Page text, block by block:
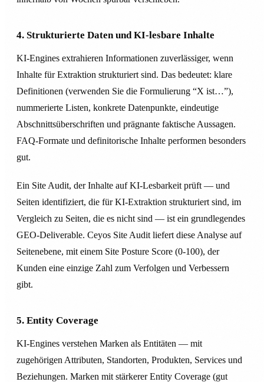
4. Strukturierte Daten und KI-lesbare Inhalte
KI-Engines extrahieren Informationen zuverlässiger, wenn
Inhalte für Extraktion strukturiert sind. Das bedeutet: klare
Definitionen (verwenden Sie die Formulierung “X ist…”),
nummerierte Listen, konkrete Datenpunkte, eindeutige
Abschnittsüberschriften und prägnante faktische Aussagen.
FAQ-Formate und definitorische Inhalte performen besonders
gut.
Ein Site Audit, der Inhalte auf KI-Lesbarkeit prüft — und
Seiten identifiziert, die für KI-Extraktion strukturiert sind, im
Vergleich zu Seiten, die es nicht sind — ist ein grundlegendes
GEO-Deliverable. Ceyos Site Audit liefert diese Analyse auf
Seitenebene, mit einem Site Posture Score (0-100), der
Kunden eine einzige Zahl zum Verfolgen und Verbessern
gibt.
5. Entity Coverage
KI-Engines verstehen Marken als Entitäten — mit
zugehörigen Attributen, Standorten, Produkten, Services und
Beziehungen. Marken mit stärkerer Entity Coverage (gut